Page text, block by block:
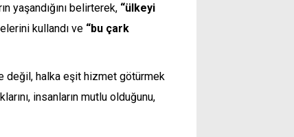
yaşandığını belirterek, “ülkeyi
kullandı ve “bu çark
değil, halka eşit hizmet götürmek
insanların mutlu olduğunu,